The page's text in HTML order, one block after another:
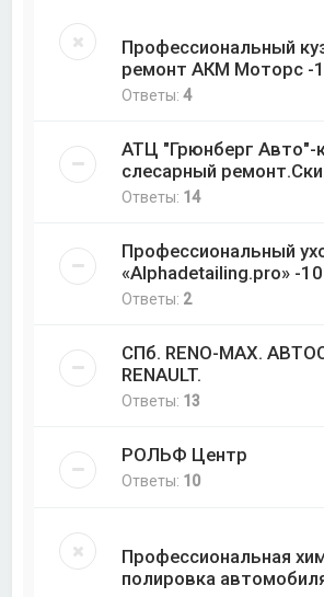
Профессиональный
ремонт АКМ Моторс -
Ответы:4
АТЦ "Грюнберг Авто"-
слесарный
Ответы: 14
Профессиональный
«Alphadetailing.pro» -
Ответы: 2
СПб. RENO-MAX.
RENAULT.
Ответы: 13
РОЛЬФ Центр
Ответы: 10
Профессиональная
полировка